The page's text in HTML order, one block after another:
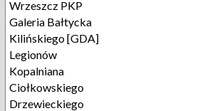
Wrzeszcz PKP
Galeria Bałtycka
Kilińskiego [GDA]
Legionów
Kopalniana
Ciołkowskiego
Drzewieckiego